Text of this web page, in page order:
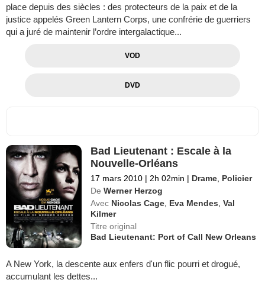
place depuis des siècles : des protecteurs de la paix et de la
justice appelés Green Lantern Corps, une confrérie de guerriers
qui a juré de maintenir l’ordre intergalactique...
VOD
DVD
Bad Lieutenant : Escale à la
Nouvelle-Orléans
17 mars 2010 | 2h 02min | Drame Policier
De Werner Herzog
Avec Nicolas Cage Eva Mendes ,Val
Kilmer
Titre original
Bad Lieutenant: Port of Call New Orleans
A New York, la descente aux enfers d'un flic pourri et drogué,
accumulant les dettes...